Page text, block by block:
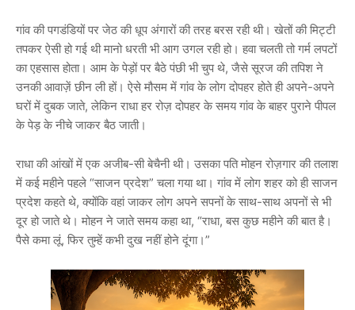
गांव की पगडंडियों पर जेठ की धूप अंगारों की तरह बरस रही थी। खेतों की मिट्टी
तपकर ऐसी हो गई थी मानो धरती भी आग उगल रही हो। हवा चलती तो गर्म लपटों
का एहसास होता। आम के पेड़ों पर बैठे पंछी भी चुप थे, जैसे सूरज की तपिश ने
उनकी आवाज़ें छीन ली हों। ऐसे मौसम में गांव के लोग दोपहर होते ही अपने-अपने
घरों में दुबक जाते, लेकिन राधा हर रोज़ दोपहर के समय गांव के बाहर पुराने पीपल
के पेड़ के नीचे जाकर बैठ जाती।
राधा की आंखों में एक अजीब-सी बेचैनी थी। उसका पति मोहन रोज़गार की तलाश
में कई महीने पहले “साजन प्रदेश” चला गया था। गांव में लोग शहर को ही साजन
प्रदेश कहते थे, क्योंकि वहां जाकर लोग अपने सपनों के साथ-साथ अपनों से भी
दूर हो जाते थे। मोहन ने जाते समय कहा था, “राधा, बस कुछ महीने की बात है।
पैसे कमा लूं, फिर तुम्हें कभी दुख नहीं होने दूंगा।”